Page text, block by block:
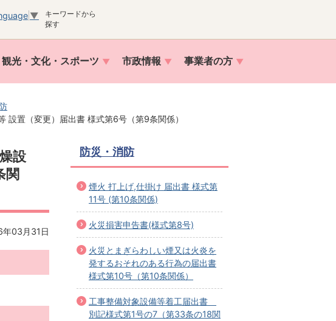
▼
キーワードから
探す
観光・文化・スポーツ 市政情報 事業者の方
設置（変更）届出書 様式第6号（第9条関係）
設
関
03月31日
防災・消防
煙火 打上げ,仕掛け 届出書 様式第
11号 (第10条関係)
火災損害申告書(様式第8号)
火災とまぎらわしい煙又は火炎を
発するおそれのある行為の届出書
様式第10号（第10条関係）
工事整備対象設備等着工届出書
別記様式第1号の7（第33条の18関